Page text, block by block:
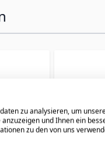
zu analysieren, um
und Ihnen ein
zu den von uns